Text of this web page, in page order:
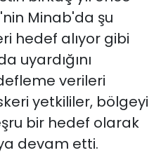
Minab'da şu
hedef alıyor gibi
uyardığını
verileri
yetkililer, bölgeyi
bir hedef olarak
devam etti.